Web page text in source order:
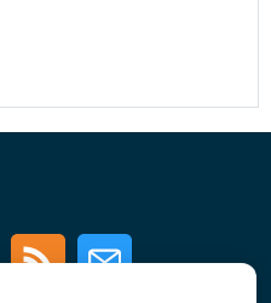
InstagramRSS Newsletter